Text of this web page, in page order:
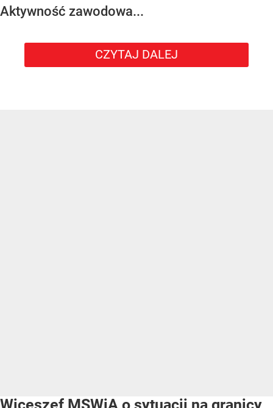
Aktywność zawodowa...
CZYTAJ DALEJ